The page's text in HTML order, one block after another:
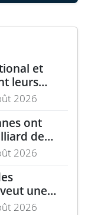
et
leurs
soutien
de
2026
ont
de
2026
une
4,5 kg
2026